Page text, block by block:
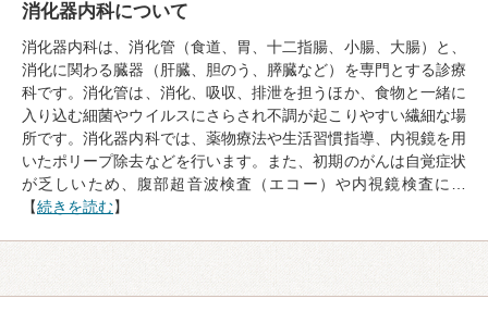
消化器内科について
消化器内科は、消化管（食道、胃、十二指腸、小腸、大腸）と、
消化に関わる臓器（肝臓、胆のう、膵臓など）を専門とする診療
科です。消化管は、消化、吸収、排泄を担うほか、食物と一緒に
入り込む細菌やウイルスにさらされ不調が起こりやすい繊細な場
所です。消化器内科では、薬物療法や生活習慣指導、内視鏡を用
いたポリープ除去などを行います。また、初期のがんは自覚症状
が乏しいため、腹部超音波検査（エコー）や内視鏡検査に…
【続きを読む】